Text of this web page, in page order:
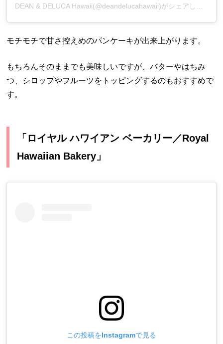
モチモチで甘さ控えめのパンケーキが出来上がります。
もちろんそのままでも美味しいですが、バターやはちみ
つ、シロップやフルーツをトッピングするのもおすすめで
す。
「ロイヤル ハワイアン ベーカリー／Royal
Hawaiian Bakery」
この投稿をInstagramで見る